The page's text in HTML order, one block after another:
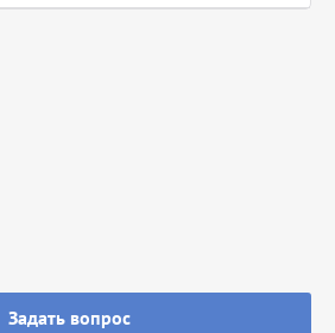
Задать вопрос